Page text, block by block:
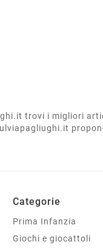
trovi i migliori
Categorie
Prima Infanzia
Giochi e giocattoli